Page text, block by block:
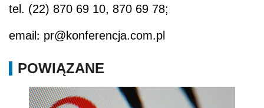
tel. (22) 870 69 10, 870 69 78;
email: pr@konferencja.com.pl
POWIĄZANE